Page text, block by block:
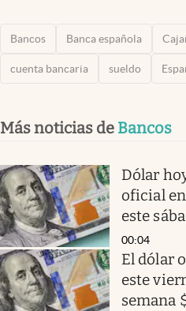
Bancos Banca española
cuenta bancaria sueldo
Más noticias de Bancos
Dólar
oficial
este
00:04
El dólar
este
semana